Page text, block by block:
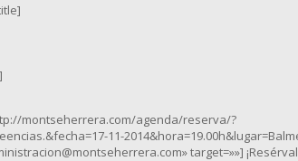
montseherrera.com/agenda/reserva/?
11-
target=»»]